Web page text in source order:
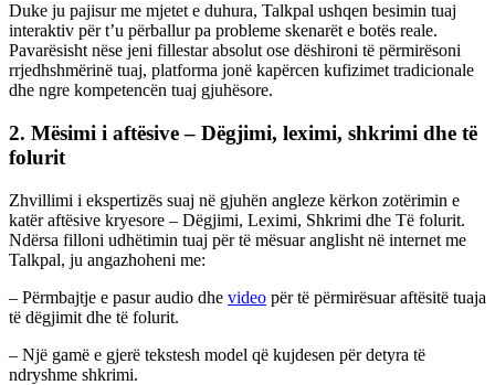
Duke ju pajisur me mjetet e duhura, Talkpal ushqen besimin tuaj
interaktiv për t’u përballur pa probleme skenarët e botës reale.
Pavarësisht nëse jeni fillestar absolut ose dëshironi të përmirësoni
rrjedhshmërinë tuaj, platforma jonë kapërcen kufizimet tradicionale
dhe ngre kompetencën tuaj gjuhësore.
2. Mësimi i aftësive – Dëgjimi, leximi, shkrimi dhe të
folurit
Zhvillimi i ekspertizës suaj në gjuhën angleze kërkon zotërimin e
katër aftësive kryesore – Dëgjimi, Leximi, Shkrimi dhe Të folurit.
Ndërsa filloni udhëtimin tuaj për të mësuar anglisht në internet me
Talkpal, ju angazhoheni me:
– Përmbajtje e pasur audio dhe video për të përmirësuar aftësitë tuaja
të dëgjimit dhe të folurit.
– Një gamë e gjerë tekstesh model që kujdesen për detyra të
ndryshme shkrimi.